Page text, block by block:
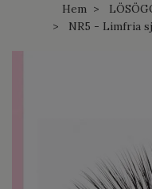
Hem
NR5 - Limfria